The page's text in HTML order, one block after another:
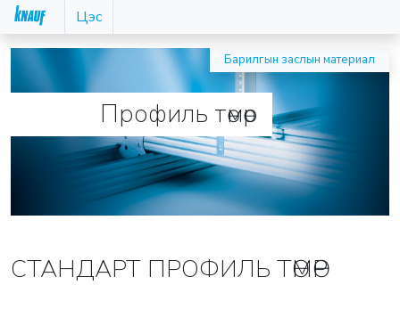
Цэс
Профиль төмөр
СТАНДАРТ ПРОФИЛЬ ТӨМӨР
Барилгын заслын материал